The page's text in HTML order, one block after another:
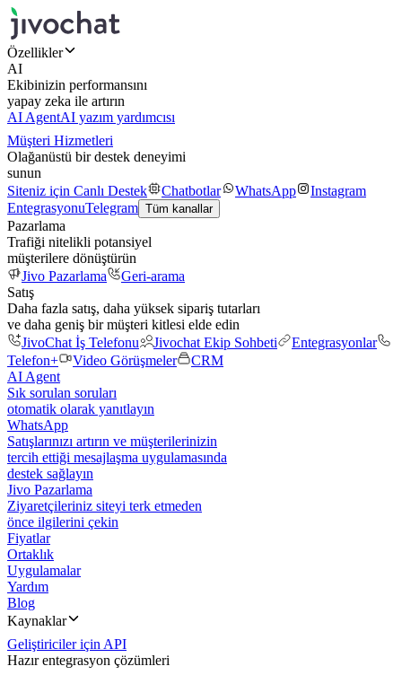
Özellikler
AI
Ekibinizin performansını
yapay zeka ile artırın
AI AgentAI yazım yardımcısı
Müşteri Hizmetleri
Olağanüstü bir destek deneyimi
sunun
Siteniz için Canlı Destek
Chatbotlar WhatsApp
Instagram
EntegrasyonuTelegram Tüm kanallar
Pazarlama
Trafiği nitelikli potansiyel
müşterilere dönüştürün
Jivo Pazarlama
Geri-arama
Satış
Daha fazla satış, daha yüksek sipariş tutarları
ve daha geniş bir müşteri kitlesi elde edin
JivoChat İş Telefonu
Jivochat Ekip Sohbeti
Entegrasyonlar
Telefon+
Video Görüşmeler
CRM
AI Agent
Sık sorulan soruları
otomatik olarak yanıtlayın
WhatsApp
Satışlarınızı artırın ve müşterilerinizin
tercih ettiği mesajlaşma uygulamasında
destek sağlayın
Jivo Pazarlama
Ziyaretçileriniz siteyi terk etmeden
önce ilgilerini çekin
Fiyatlar
Ortaklık
Uygulamalar
Yardım
Blog
Kaynaklar
Geliştiriciler için API
Hazır entegrasyon çözümleri